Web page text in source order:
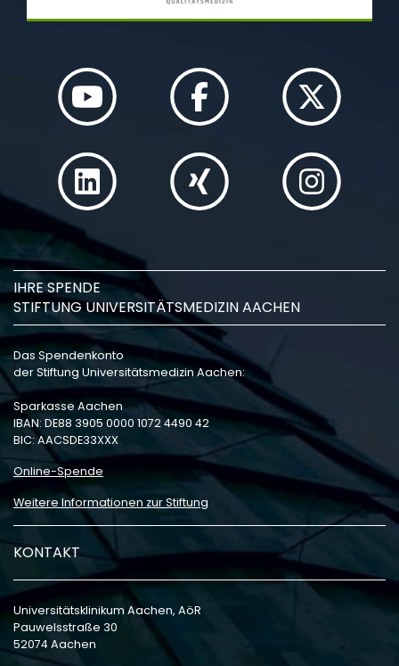
IHRE SPENDE
STIFTUNG UNIVERSITÄTSMEDIZIN AACHEN
Das Spendenkonto
der Stiftung Universitätsmedizin Aachen:
Sparkasse Aachen
IBAN: DE88 3905 0000 1072 4490 42
BIC: AACSDE33XXX
Online-Spende
Weitere Informationen zur Stiftung
KONTAKT
Universitätsklinikum Aachen, AöR
Pauwelsstraße 30
52074 Aachen